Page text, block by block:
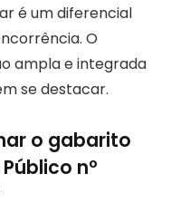
é um diferencial
O
ampla e integrada
se destacar.
o gabarito
nº